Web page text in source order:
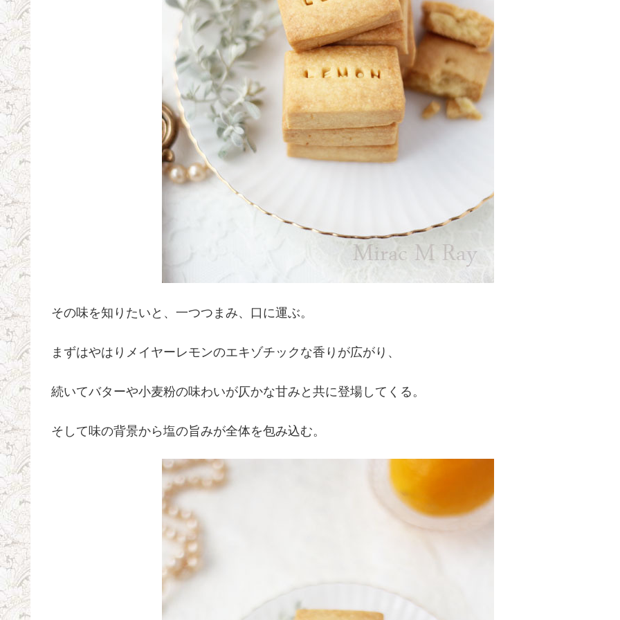
その味を知りたいと、一つつまみ、口に運ぶ。
まずはやはりメイヤーレモンのエキゾチックな香りが広がり、
続いてバターや小麦粉の味わいが仄かな甘みと共に登場してくる。
そして味の背景から塩の旨みが全体を包み込む。